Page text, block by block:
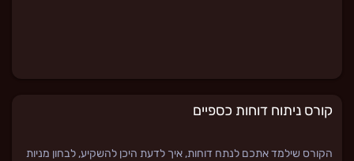
קורס ניתוח דוחות כספיים
הקורס שילמד אתכם לנתח דוחות, איך לדעת היכן להשקיע, לבחון מניות